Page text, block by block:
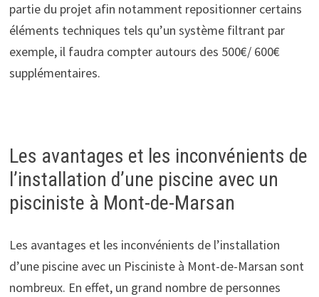
partie du projet afin notamment repositionner certains
éléments techniques tels qu’un système filtrant par
exemple, il faudra compter autours des 500€/ 600€
supplémentaires.
Les avantages et les inconvénients de
l’installation d’une piscine avec un
pisciniste à Mont-de-Marsan
Les avantages et les inconvénients de l’installation
d’une piscine avec un Pisciniste à Mont-de-Marsan sont
nombreux. En effet, un grand nombre de personnes